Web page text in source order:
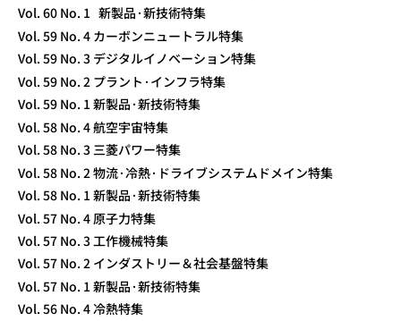
Vol. 60 No. 1 新製品·新技術特集
Vol. 59 No. 4 カーボンニュートラル特集
Vol. 59 No. 3 デジタルイノベーション特集
Vol. 59 No. 2 プラント·インフラ特集
Vol. 59 No. 1 新製品·新技術特集
Vol. 58 No. 4 航空宇宙特集
Vol. 58 No. 3 三菱パワー特集
Vol. 58 No. 2 物流·冷熱·ドライブシステムドメイン特集
Vol. 58 No. 1 新製品·新技術特集
Vol. 57 No. 4 原子力特集
Vol. 57 No. 3 工作機械特集
Vol. 57 No. 2 インダストリー＆社会基盤特集
Vol. 57 No. 1 新製品·新技術特集
Vol. 56 No. 4 冷熱特集